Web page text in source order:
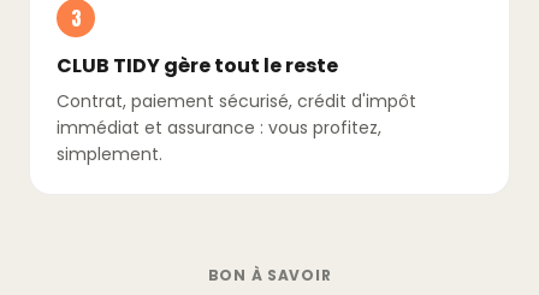
3
CLUB TIDY gère tout le reste
Contrat, paiement sécurisé, crédit d'impôt
immédiat et assurance : vous profitez,
simplement.
BON À SAVOIR